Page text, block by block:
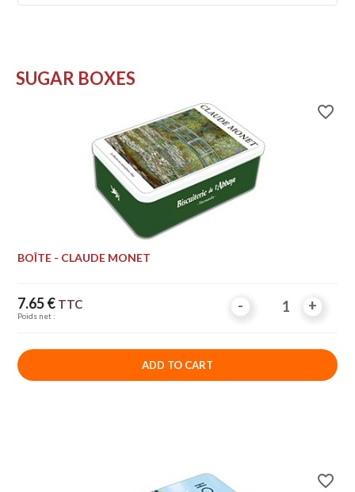
SUGAR BOXES
favorite_border
BOÎTE - CLAUDE MONET
Price
7.65 € TTC
Poids net :
- +
- +
ADD TO CART
favorite_border